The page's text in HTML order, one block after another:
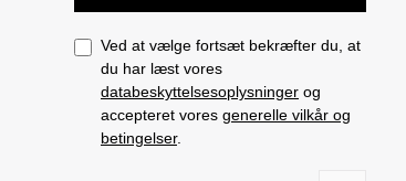
Ved at vælge fortsæt bekræfter du, at
du har læst vores
databeskyttelsesoplysninger og
accepteret vores generelle vilkår og
betingelser.